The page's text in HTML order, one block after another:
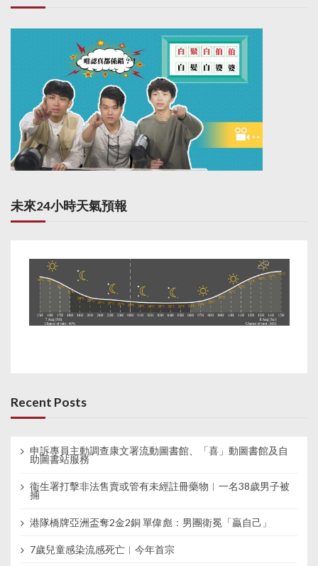
未來24小時天氣預報
Recent Posts
申訴專員主動調查康文署流動圖書館、「喜」動圖書館及自
助圖書站服務
衞生署打擊非法售賣或管有未經註冊藥物︱一名38歲男子被
捕
港隊橋牌亞洲盃奪2金2銅 單偉彪：男團衛冕「贏自己」
7歲兒童感染流感死亡︱今年首宗